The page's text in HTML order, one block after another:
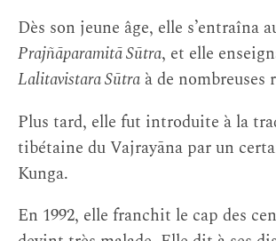
Dès son jeune âge, elle s’entraîna
Prajñāparamitā Sūtra, et elle
Lalitavistara Sūtra à de nombreuses
Plus tard, elle fut introduite à la
tibétaine du Vajrayāna par un
Kunga.
En 1992, elle franchit le cap des